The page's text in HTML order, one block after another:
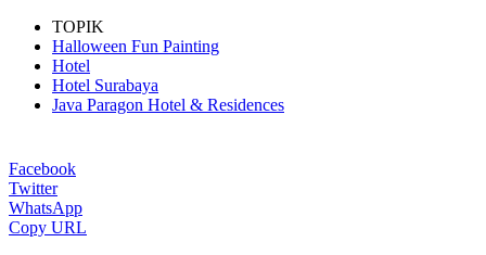
TOPIK
Halloween Fun Painting
Hotel
Hotel Surabaya
Java Paragon Hotel & Residences
Facebook
Twitter
WhatsApp
Copy URL